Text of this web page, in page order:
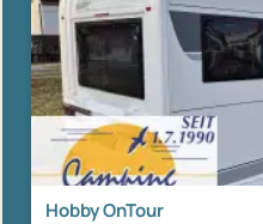
Hobby OnTour